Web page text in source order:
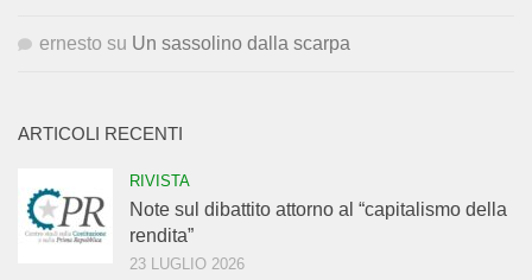
ernesto su Un sassolino dalla scarpa
ARTICOLI RECENTI
RIVISTA
Note sul dibattito attorno al “capitalismo della
rendita”
23 LUGLIO 2026